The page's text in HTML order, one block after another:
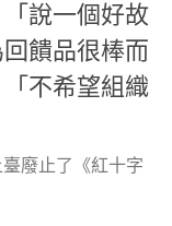
「說一個好故
饋品很棒而
不希望組織
廢止了《紅十字